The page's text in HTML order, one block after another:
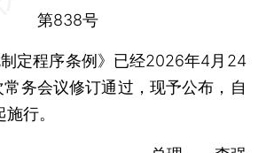
第838号
程序条例》已经2026年4月24
务会议修订通过，现予公布，自
行。